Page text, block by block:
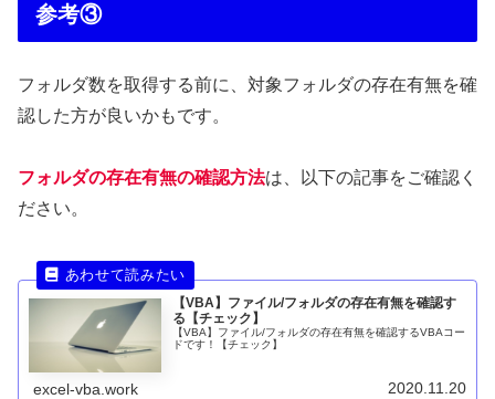
参考③
フォルダ数を取得する前に、対象フォルダの存在有無を確
認した方が良いかもです。
フォルダの存在有無の確認方法は、以下の記事をご確認く
ださい。
【VBA】ファイル/フォルダの存在有無を確認す
る【チェック】
【VBA】ファイル/フォルダの存在有無を確認するVBAコー
ドです！【チェック】
excel-vba.work 2020.11.20